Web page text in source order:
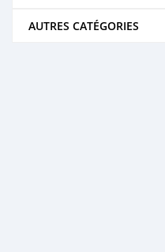
AUTRES CATÉGORIES